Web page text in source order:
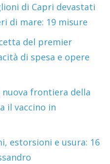
di Capri devastati
di mare: 19 misure
del premier
di spesa e opere
nuova frontiera della
il vaccino in
estorsioni e usura: 16